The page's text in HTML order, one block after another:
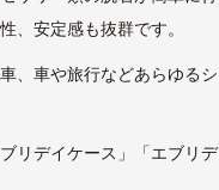
、安定感も抜群です。
、車や旅行などあらゆる
リデイケース」「エブリ